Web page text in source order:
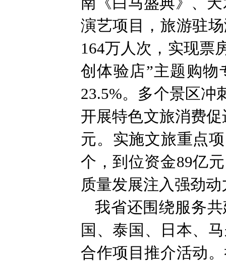
演艺项目，旅游驻
164万人次，实现票
创体验店”主题购物
23.5%。多个景区冲
开展特色文旅消费
元。实施文旅重点
个，到位资金89亿
质量发展注入强劲
我省还围绕服务
国、泰国、日本、
合作项目推介活动